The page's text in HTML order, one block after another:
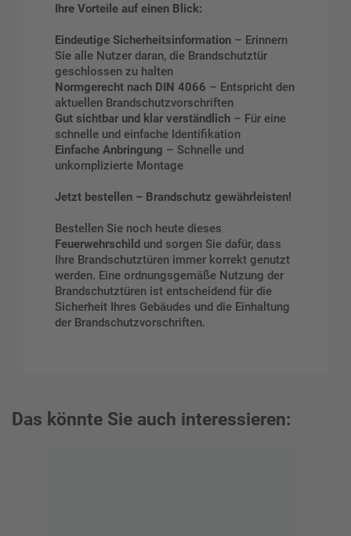
Ihre Vorteile auf einen Blick:
Eindeutige Sicherheitsinformation – Erinnern
Sie alle Nutzer daran, die Brandschutztür
geschlossen zu halten
Normgerecht nach DIN 4066 – Entspricht den
aktuellen Brandschutzvorschriften
Gut sichtbar und klar verständlich – Für eine
schnelle und einfache Identifikation
Einfache Anbringung – Schnelle und
unkomplizierte Montage
Jetzt bestellen – Brandschutz gewährleisten!
Bestellen Sie noch heute dieses
Feuerwehrschild und sorgen Sie dafür, dass
Ihre Brandschutztüren immer korrekt genutzt
werden. Eine ordnungsgemäße Nutzung der
Brandschutztüren ist entscheidend für die
Sicherheit Ihres Gebäudes und die Einhaltung
der Brandschutzvorschriften.
Das könnte Sie auch interessieren: